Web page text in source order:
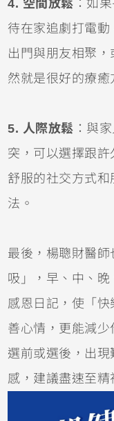
4. 空間放鬆 ：如
待在家追劇打電
出門與朋友相聚
然就是很好的療癒
5. 人際放鬆 ：與
突，可以選擇跟
舒服的社交方式
法。
最後，楊聰財醫
吸」，早、中、
感恩日記，使「
善心情，更能減
選前或選後，出
感，建議盡速至精